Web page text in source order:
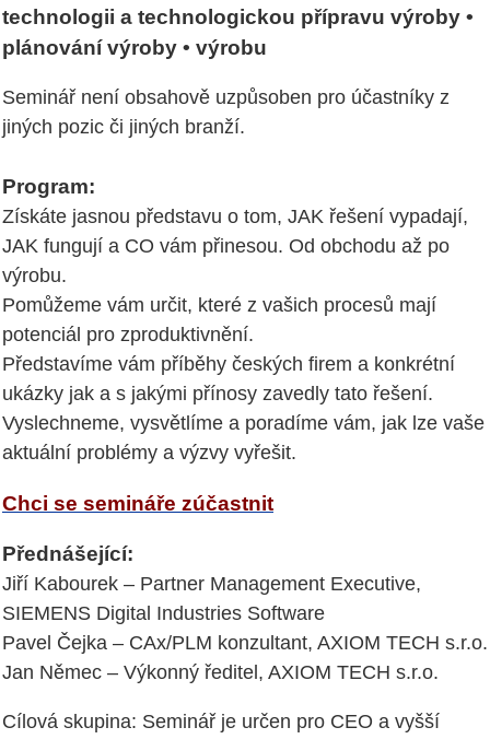
technologii a technologickou přípravu výroby •
plánování výroby • výrobu
Seminář není obsahově uzpůsoben pro účastníky z
jiných pozic či jiných branží.
Program:
Získáte jasnou představu o tom, JAK řešení vypadají,
JAK fungují a CO vám přinesou. Od obchodu až po
výrobu.
Pomůžeme vám určit, které z vašich procesů mají
potenciál pro zproduktivnění.
Představíme vám příběhy českých firem a konkrétní
ukázky jak a s jakými přínosy zavedly tato řešení.
Vyslechneme, vysvětlíme a poradíme vám, jak lze vaše
aktuální problémy a výzvy vyřešit.
Chci se semináře zúčastnit
Přednášející:
Jiří Kabourek – Partner Management Executive,
SIEMENS Digital Industries Software
Pavel Čejka – CAx/PLM konzultant, AXIOM TECH s.r.o.
Jan Němec – Výkonný ředitel, AXIOM TECH s.r.o.
Cílová skupina: Seminář je určen pro CEO a vyšší